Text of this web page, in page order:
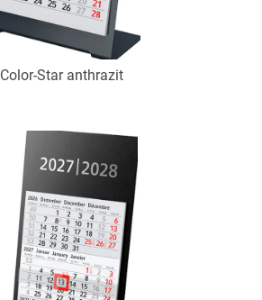
Color-Star anthrazit
Art.-Nr.: K53103
Zum Merkzettel hinzufügen